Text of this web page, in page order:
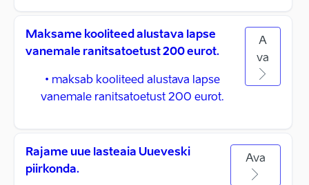
Maksame kooliteed alustava lapse
vanemale ranitsatoetust 200 eurot.
• maksab kooliteed alustava lapse
vanemale ranitsatoetust 200 eurot.
A
va
Rajame uue lasteaia Uueveski
piirkonda.
Ava